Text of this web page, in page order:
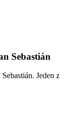
i zapas
Sebastián
Jeden z